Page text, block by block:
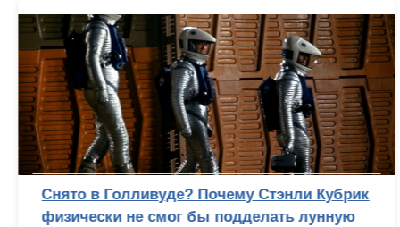
Снято в Голливуде? Почему Стэнли Кубрик
физически не смог бы подделать лунную